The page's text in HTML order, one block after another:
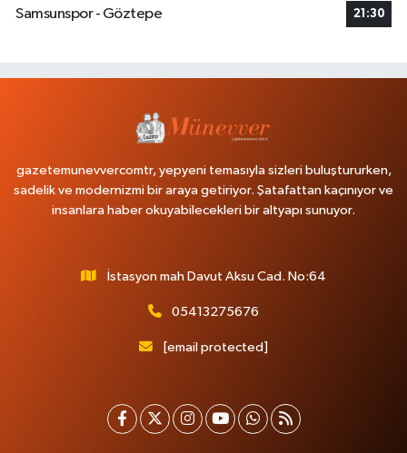
Samsunspor - Göztepe
21:30
gazetemunevvercomtr, yepyeni temasıyla sizleri buluştururken,
sadelik ve modernizmi bir araya getiriyor. Şatafattan kaçınıyor ve
insanlara haber okuyabilecekleri bir altyapı sunuyor.
İstasyon mah Davut Aksu Cad. No:64
05413275676
[email protected]